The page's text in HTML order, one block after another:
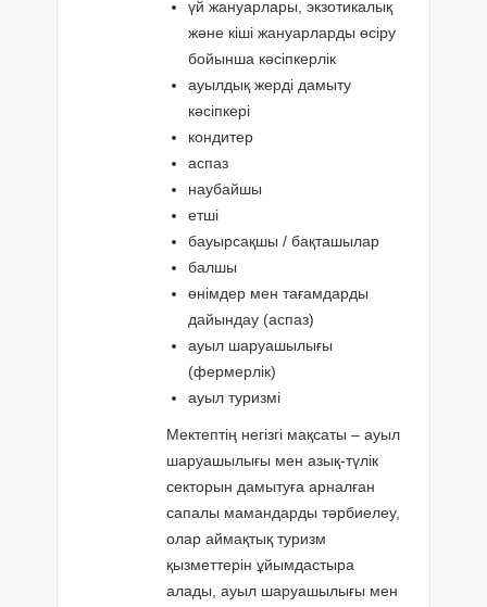
үй жануарлары, экзотикалық
және кіші жануарларды өсіру
бойынша кәсіпкерлік
ауылдық жерді дамыту
кәсіпкері
кондитер
аспаз
наубайшы
етші
бауырсақшы / бақташылар
балшы
өнімдер мен тағамдарды
дайындау (аспаз)
ауыл шаруашылығы
(фермерлік)
ауыл туризмі
Мектептің негізгі мақсаты – ауыл
шаруашылығы мен азық-түлік
секторын дамытуға арналған
сапалы мамандарды тәрбиелеу,
олар аймақтық туризм
қызметтерін ұйымдастыра
алады, ауыл шаруашылығы мен